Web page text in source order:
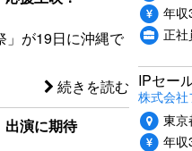
」が19日に沖縄で
続きを読む
出演に期待
年収
正社
IPセー
株式会
東京
年収